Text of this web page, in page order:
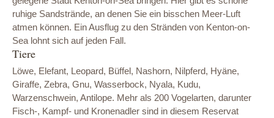
ruhige Sandstrände, an denen Sie ein bisschen Meer-Luft
atmen können. Ein Ausflug zu den Stränden von Kenton-on-
Sea lohnt sich auf jeden Fall.
Tiere
Löwe, Elefant, Leopard, Büffel, Nashorn, Nilpferd, Hyäne,
Giraffe, Zebra, Gnu, Wasserbock, Nyala, Kudu,
Warzenschwein, Antilope. Mehr als 200 Vogelarten, darunter
Fisch-, Kampf- und Kronenadler sind in diesem Reservat